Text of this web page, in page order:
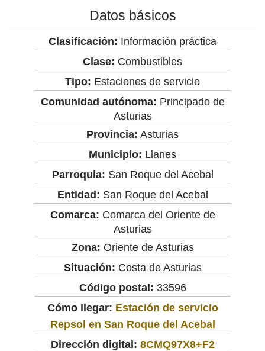
Datos básicos
Clasificación: Información práctica
Clase: Combustibles
Tipo: Estaciones de servicio
Comunidad autónoma: Principado de
Asturias
Provincia: Asturias
Municipio: Llanes
Parroquia: San Roque del Acebal
Entidad: San Roque del Acebal
Comarca: Comarca del Oriente de
Asturias
Zona: Oriente de Asturias
Situación: Costa de Asturias
Código postal: 33596
Cómo llegar: Estación de servicio
Repsol en San Roque del Acebal
Dirección digital: 8CMQ97X8+F2